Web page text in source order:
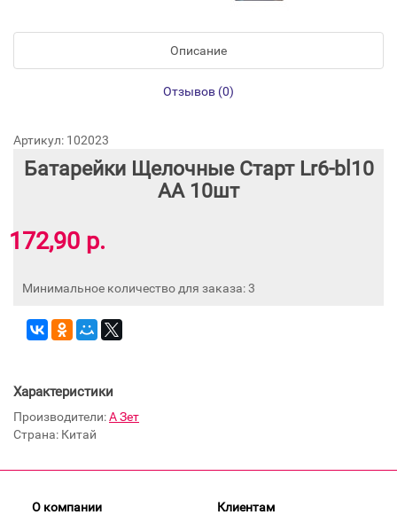
Описание
Отзывов (0)
Артикул: 102023
Батарейки Щелочные Старт Lr6-bl10
АА 10шт
172,90 р.
Минимальное количество для заказа: 3
Характеристики
Производители:А Зет
Страна: Китай
О компании
Клиентам